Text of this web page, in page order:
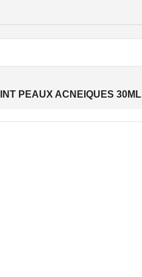
PEAUX ACNEIQUES 30ML